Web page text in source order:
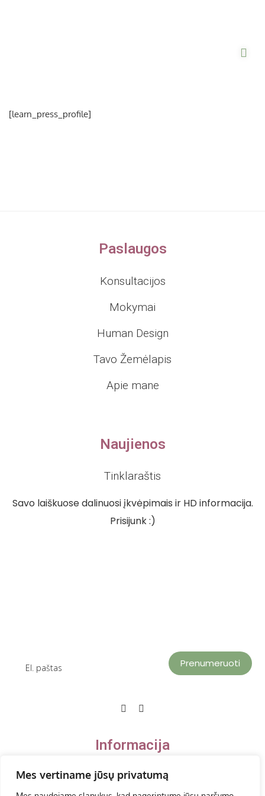
Mes vertiname jūsų privatumą
[learn_press_profile]
Paslaugos
Konsultacijos
Mokymai
Human Design
Tavo Žemėlapis
Apie mane
Naujienos
Tinklaraštis
Savo laiškuose dalinuosi įkvėpimais ir HD informacija.
Prisijunk :)
Prenumeruoti
Informacija
Privatumo politika